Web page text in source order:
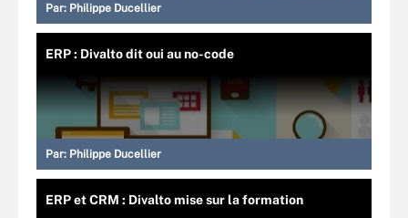
Par: Philippe Ducellier
ERP : Divalto dit oui au no-code
Par: Philippe Ducellier
ERP et CRM : Divalto mise sur la formation